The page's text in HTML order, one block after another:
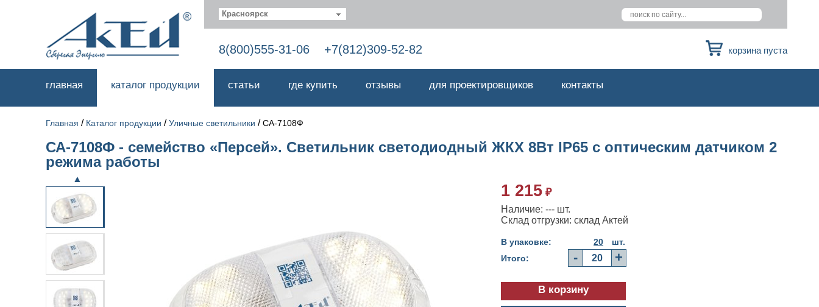
Красноярск
8(800)555-31-06 +7(812)309-52-82 корзина пуста
главная каталог продукции статьи где купить отзывы для проектировщиков контакты
Главная / Каталог продукции /Уличные светильники /СА-7108Ф
СА-7108Ф - семейство «Персей». Светильник светодиодный ЖКХ 8Вт IP65 с оптическим датчиком 2
режима работы
▲
1 215 ₽
Наличие: --- шт.
Cклад отгрузки: склад Актей
В упаковке: 20
шт.
Итого:
- +